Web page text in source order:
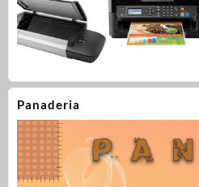
Panaderia